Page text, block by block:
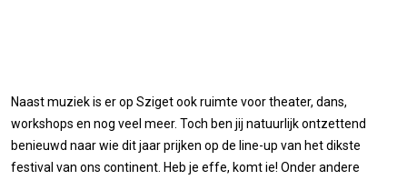
Naast muziek is er op Sziget ook ruimte voor theater, dans,
workshops en nog veel meer. Toch ben jij natuurlijk ontzettend
benieuwd naar wie dit jaar prijken op de line-up van het dikste
festival van ons continent. Heb je effe, komt ie! Onder andere